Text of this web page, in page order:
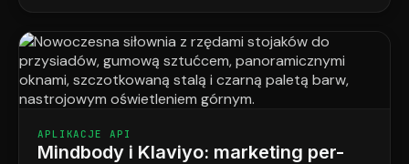
zarezerwował każdy uczeń.
APLIKACJE API
Mindbody i Klaviyo: marketing per-